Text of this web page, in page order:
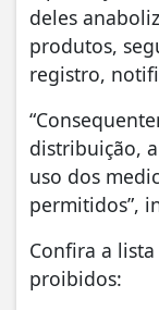
deles
produtos,
registro,
distribuição,
uso dos
permitidos”,
Confira a
proibidos: